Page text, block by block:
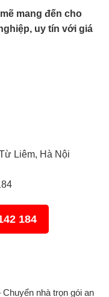
mang đến cho
uy tín với giá
Liêm, Hà Nội
184
nhà trọn gói an